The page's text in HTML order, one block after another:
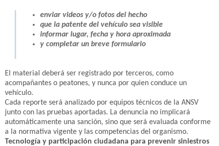
enviar videos y/o fotos del hecho
que la patente del vehículo sea visible
informar lugar, fecha y hora aproximada
y completar un breve formulario
El material deberá ser registrado por terceros, como
acompañantes o peatones, y nunca por quien conduce un
vehículo.
Cada reporte será analizado por equipos técnicos de la ANSV
junto con las pruebas aportadas. La denuncia no implicará
automáticamente una sanción, sino que será evaluada conforme
a la normativa vigente y las competencias del organismo.
Tecnología y participación ciudadana para prevenir siniestros